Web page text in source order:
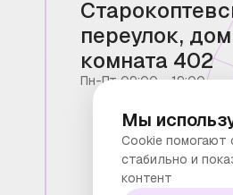
переулок,
комната 402
Пн-Пт 09:00 - 19:00
Мы
Cookie помогают
стабильно и
контент